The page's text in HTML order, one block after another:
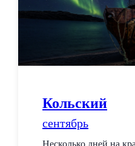
Кольский
сентябрь